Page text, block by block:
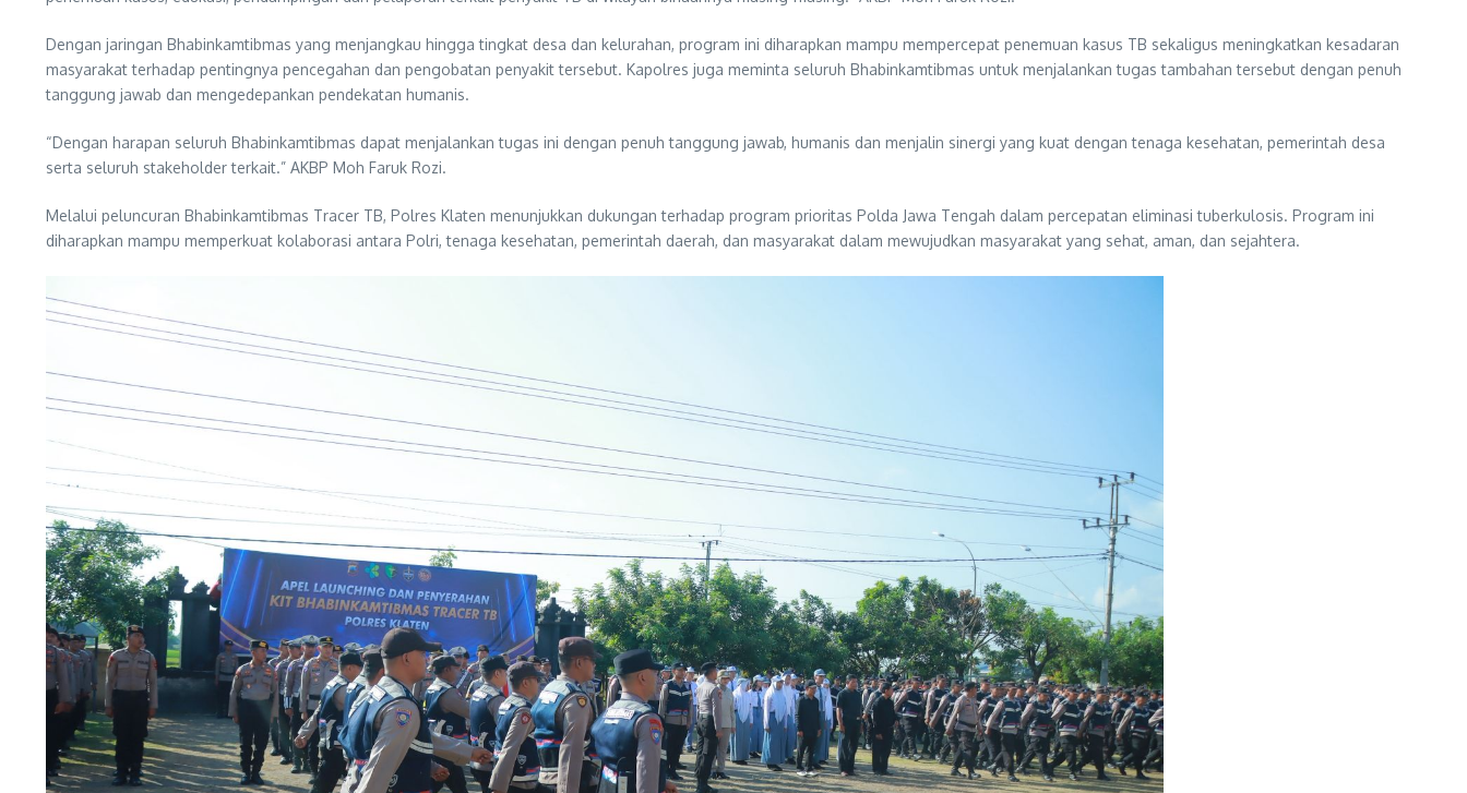
Dengan jaringan Bhabinkamtibmas yang menjangkau hingga tingkat desa dan kelurahan, program ini diharapkan mampu mempercepat penemuan kasus TB sekaligus meningkatkan kesadaran
masyarakat terhadap pentingnya pencegahan dan pengobatan penyakit tersebut. Kapolres juga meminta seluruh Bhabinkamtibmas untuk menjalankan tugas tambahan tersebut dengan penuh
tanggung jawab dan mengedepankan pendekatan humanis.
“Dengan harapan seluruh Bhabinkamtibmas dapat menjalankan tugas ini dengan penuh tanggung jawab, humanis dan menjalin sinergi yang kuat dengan tenaga kesehatan, pemerintah desa
serta seluruh stakeholder terkait.” AKBP Moh Faruk Rozi.
Melalui peluncuran Bhabinkamtibmas Tracer TB, Polres Klaten menunjukkan dukungan terhadap program prioritas Polda Jawa Tengah dalam percepatan eliminasi tuberkulosis. Program ini
diharapkan mampu memperkuat kolaborasi antara Polri, tenaga kesehatan, pemerintah daerah, dan masyarakat dalam mewujudkan masyarakat yang sehat, aman, dan sejahtera.